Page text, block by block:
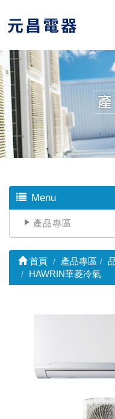
Menu
產品專區
首頁 產品專區
HAWRIN華菱冷氣